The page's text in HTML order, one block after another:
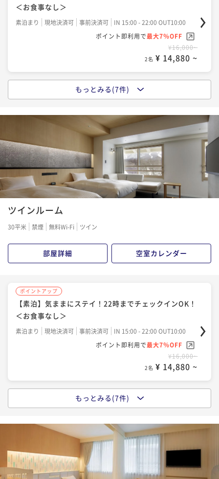
＜お食事なし＞
素泊まり 現地決済可 事前決済可
IN 15:00 - 22:00 OUT10:00
ポイント即利用で最大7％OFF
¥16,000~
2名 ¥ 14,880 ~
北陸エリア特集 ５％ OFF【朝食付】妙高高原でエネ
ルギーチャージ ご朝食付きステイ
現地決済可 事前決済可
IN 15:00 - 22:00 OUT10:00
ポイント即利用で最大7％OFF
2名 ¥ 16,740 ~
ポイントアップ
＜朝食付＞地元の味噌で作る味噌汁＆濃厚な新潟名物
「ヤスダヨーグルト」が食べ飲み放題！
ポイント即利用で最大7％OFF
¥19,000~
ポイントアップ
＜夕食付＞旬のお刺身＆牛ステーキorしゃぶしゃぶの
贅沢ビュッフェ
IN 15:00 - 19:00 OUT10:00
最大7％OFF
¥28,000~
2名 ¥ 26,040 ~
北陸エリア特集 ５％ OFF【2食付】満腹ディナー+ご
二食付き 現地決済可 事前決済可
IN 15:00 - 19:00 OUT10:00
最大7％OFF
もっとみる(7件)
ツインルーム
30平米 禁煙 無料Wi-Fi ツイン
部屋詳細 空室カレンダー
ポイントアップ
【素泊】気ままにステイ！22時までチェックインOK！
＜お食事なし＞
素泊まり 現地決済可 事前決済可
IN 15:00 - 22:00 OUT10:00
ポイント即利用で最大7％OFF
¥16,000~
2名 ¥ 14,880 ~
北陸エリア特集 ５％ OFF【朝食付】妙高高原でエネ
ルギーチャージ ご朝食付きステイ
現地決済可 事前決済可
IN 15:00 - 22:00 OUT10:00
最大7％OFF
¥18,000~
2名 ¥ 16,740 ~
もっとみる(7件)